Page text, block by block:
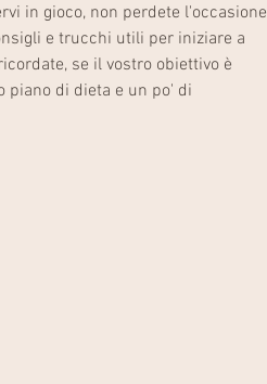
in gioco, non perdete l'occasione
e trucchi utili per iniziare a
se il vostro obiettivo è
piano di dieta e un po' di